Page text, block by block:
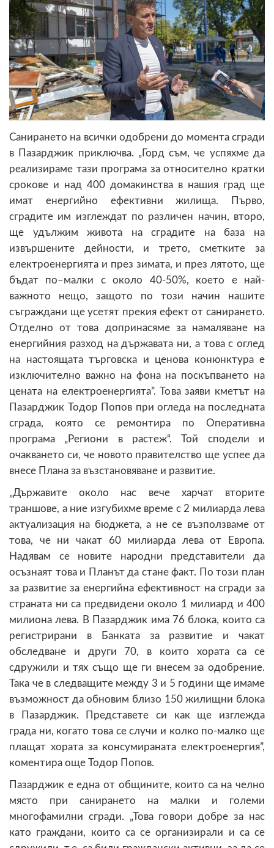
Санирането на всички одобрени до момента сгради
в Пазарджик приключва. „Горд съм, че успяхме да
реализираме тази програма за относително кратки
срокове и над 400 домакинства в нашия град ще
имат енергийно ефективни жилища. Първо,
сградите им изглеждат по различен начин, второ,
ще удължим живота на сградите на база на
извършените дейности, и трето, сметките за
електроенергията и през зимата, и през лятото, ще
бъдат по–малки с около 40-50%, което е най-
важното нещо, защото по този начин нашите
съграждани ще усетят прекия ефект от санирането.
Отделно от това допринасяме за намаляване на
енергийния разход на държавата ни, а това с оглед
на настоящата търговска и ценова конюнктура е
изключително важно на фона на поскъпването на
цената на електроенергията”. Това заяви кметът на
Пазарджик Тодор Попов при огледа на последната
сграда, която се ремонтира по Оперативна
програма „Региони в растеж“. Той сподели и
очакването си, че новото правителство ще успее да
внесе Плана за възстановяване и развитие.
„Държавите около нас вече харчат вторите
траншове, а ние изгубихме време с 2 милиарда лева
актуализация на бюджета, а не се възползваме от
това, че ни чакат 60 милиарда лева от Европа.
Надявам се новите народни представители да
осъзнаят това и Планът да стане факт. По този план
за развитие за енергийна ефективност на сгради за
страната ни са предвидени около 1 милиард и 400
милиона лева. В Пазарджик има 76 блока, които са
регистрирани в Банката за развитие и чакат
обследване и други 70, в които хората са се
сдружили и тях също ще ги внесем за одобрение.
Така че в следващите между 3 и 5 години ще имаме
възможност да обновим близо 150 жилищни блока
в Пазарджик. Представете си как ще изглежда
града ни, когато това се случи и колко по-малко ще
плащат хората за консумираната електроенергия”,
коментира още Тодор Попов.
Пазарджик е една от общините, които са на челно
място при санирането на малки и големи
многофамилни сгради. „Това говори добре за нас
като граждани, които са се организирали и са се